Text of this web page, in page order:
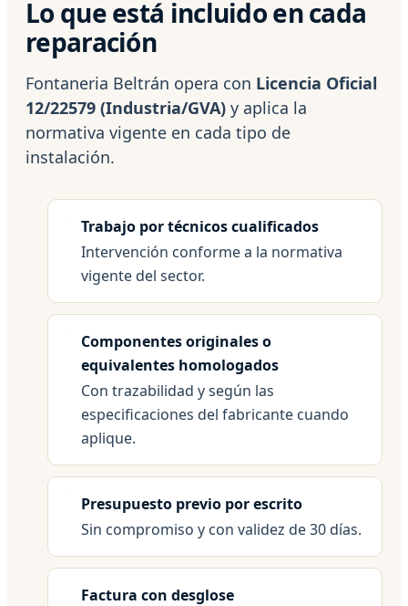
Lo que está incluido en cada
reparación
Fontaneria Beltrán opera con Licencia Oficial
12/22579 (Industria/GVA) y aplica la
normativa vigente en cada tipo de
instalación.
Trabajo por técnicos cualificados
Intervención conforme a la normativa
vigente del sector.
Componentes originales o
equivalentes homologados
Con trazabilidad y según las
especificaciones del fabricante cuando
aplique.
Presupuesto previo por escrito
Sin compromiso y con validez de 30 días.
Factura con desglose